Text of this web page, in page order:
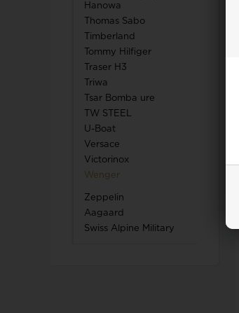
Hanowa
Thomas Sabo
Timberland
Tommy Hilfiger
Traser H3
Triwa
Tsar Bomba ure
TW STEEL
U-Boat
Versace
Victorinox
Wenger
Zeppelin
Aagaard
Swiss Alpine Military